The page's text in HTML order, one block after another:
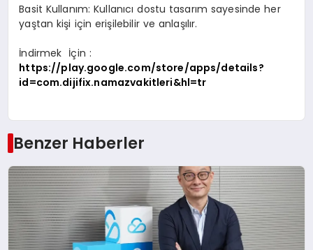
Basit Kullanım: Kullanıcı dostu tasarım sayesinde her
yaştan kişi için erişilebilir ve anlaşılır.
İndirmek İçin :
https://play.google.com/store/apps/details?
id=com.dijifix.namazvakitleri&hl=tr
Benzer Haberler